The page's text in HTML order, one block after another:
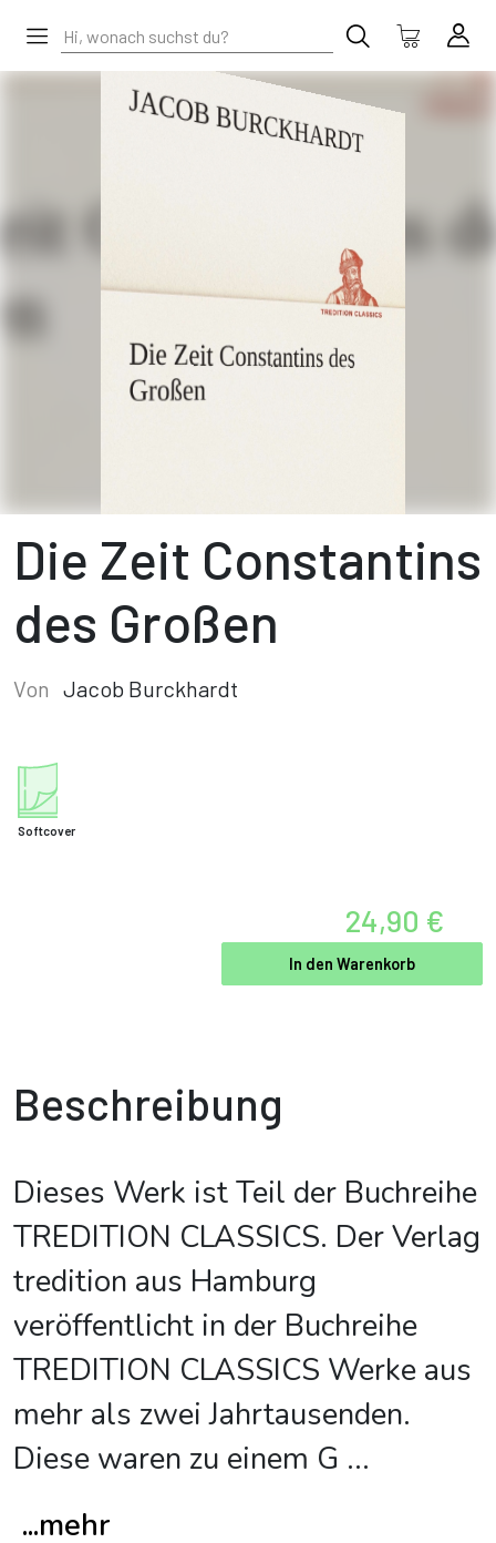
Die Zeit Constantins
des Großen
Von Jacob Burckhardt
Softcover
24,90 €
In den Warenkorb
Beschreibung
Dieses Werk ist Teil der Buchreihe
TREDITION CLASSICS. Der Verlag
tredition aus Hamburg
veröffentlicht in der Buchreihe
TREDITION CLASSICS Werke aus
mehr als zwei Jahrtausenden.
Diese waren zu einem G ...
...mehr